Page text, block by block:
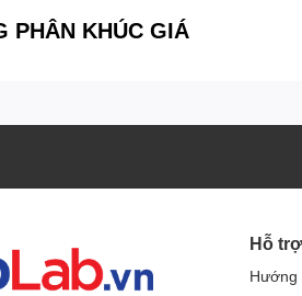
PHÂN KHÚC GIÁ
Hỗ
Hướng